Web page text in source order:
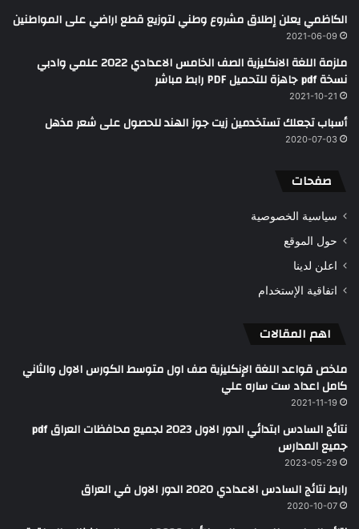
الكاظمي يعلن إطلاق مشروع وطني لتوزيع قطع اراضي على المواطنين
2021-06-09
ملزمة اللغة الانكليزية الصف الخامس الاعدادي 2022 علمي وادبي
نسخة pdf جاهزة للتحميل PDF رابط مباشر
2021-10-21
أسباب تجعلك تستخدمين زيت جوز الهند للحصول على شعر مذهل
2020-07-03
صفحات
سياسية الخصوصية
حول الموقع
اعلن لدينا
اتفاقية الإستخدام
اهم المقالات
ملخص قواعد اللغة الإنكليزية صف اول متوسط الكورس الاول والثاني
كامل اعداد ست ساره علي
2021-11-19
نتائج السادس ابتدائي الدور الاول 2023 لجميع محافظات العراق pdf
جميع المدارس
2023-05-29
رابط نتائج السادس الاعدادي 2020 الدور الاول في العراق
2020-10-07